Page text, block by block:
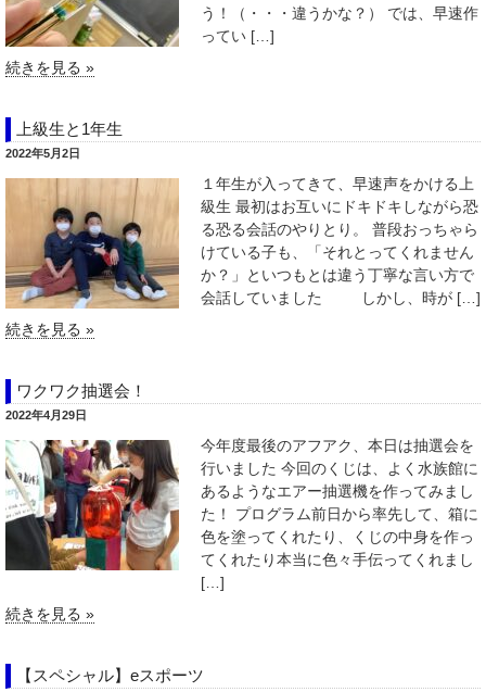
う！（・・・違うかな？） では、早速作
ってい […]
続きを見る »
上級生と1年生
2022年5月2日
１年生が入ってきて、早速声をかける上
級生 最初はお互いにドキドキしながら恐
る恐る会話のやりとり。 普段おっちゃら
けている子も、「それとってくれません
か？」といつもとは違う丁寧な言い方で
会話していました しかし、時が […]
続きを見る »
ワクワク抽選会！
2022年4月29日
今年度最後のアフアク、本日は抽選会を
行いました 今回のくじは、よく水族館に
あるようなエアー抽選機を作ってみまし
た！ プログラム前日から率先して、箱に
色を塗ってくれたり、くじの中身を作っ
てくれたり本当に色々手伝ってくれまし
[…]
続きを見る »
【スペシャル】eスポーツ